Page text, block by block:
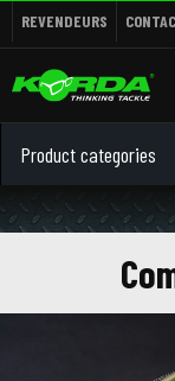
REVENDEURS
Product categories